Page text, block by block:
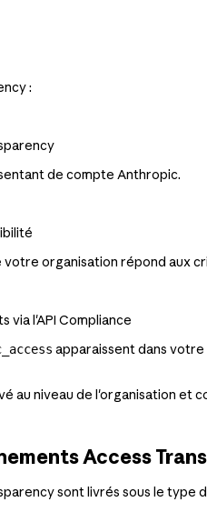
:
de compte Anthropic.
organisation répond aux
via l'API Compliance
apparaissent dans
au niveau de l'organisation et
Access
sont livrés sous le type